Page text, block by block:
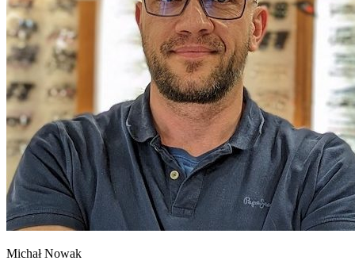
Michał Nowak